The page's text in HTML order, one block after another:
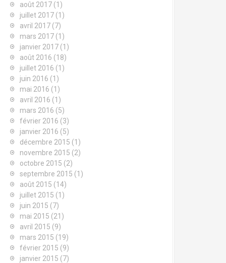
août 2017 (1)
juillet 2017 (1)
avril 2017 (7)
mars 2017 (1)
janvier 2017 (1)
août 2016 (18)
juillet 2016 (1)
juin 2016 (1)
mai 2016 (1)
avril 2016 (1)
mars 2016 (5)
février 2016 (3)
janvier 2016 (5)
décembre 2015 (1)
novembre 2015 (2)
octobre 2015 (2)
septembre 2015 (1)
août 2015 (14)
juillet 2015 (1)
juin 2015 (7)
mai 2015 (21)
avril 2015 (9)
mars 2015 (19)
février 2015 (9)
janvier 2015 (7)